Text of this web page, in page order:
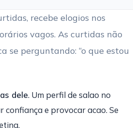
recebe elogios nos
vagos. As curtidas não
se perguntando: “o que estou
dele. Um perfil de salao no
e provocar acao. Se